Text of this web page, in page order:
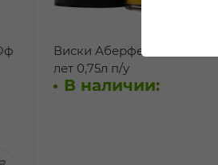
Виски Аберфелди 12
лет 0,75л п/у
В наличии: